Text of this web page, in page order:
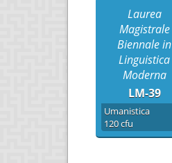
Laurea
Magistrale
Biennale in
Linguistica
Moderna
LM-39
Umanistica
120 cfu